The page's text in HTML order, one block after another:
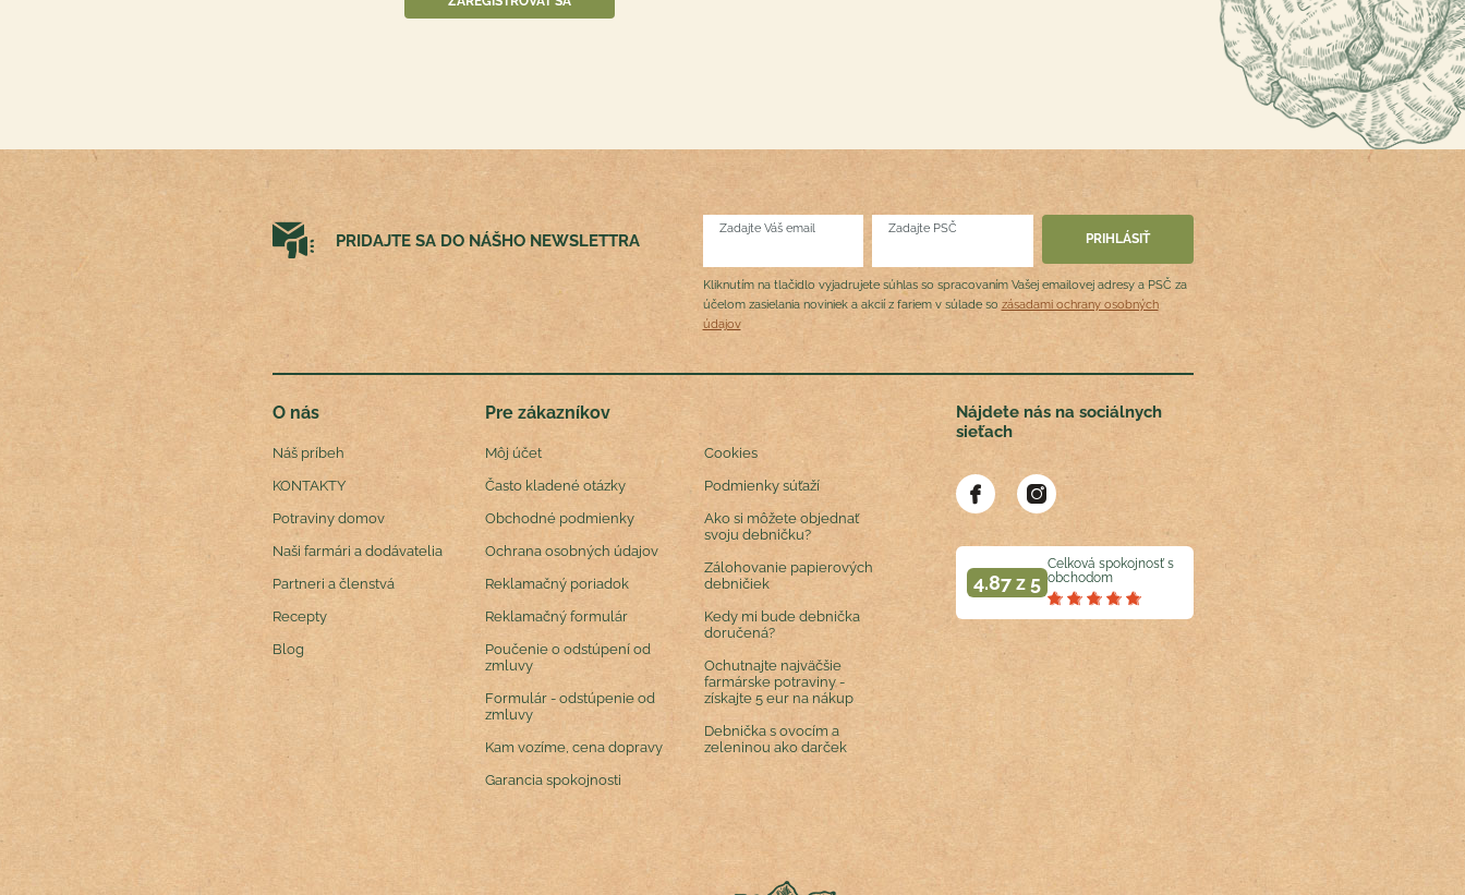
PRIDAJTE SA DO NÁŠHO NEWSLETTRA
Zadajte Váš email Zadajte PSČ
Kliknutím na tlačidlo vyjadrujete súhlas so spracovaním Vašej emailovej adresy a PSČ za
účelom zasielania noviniek a akcií z fariem v súlade so zásadami ochrany osobných
údajov
O nás
Náš príbeh
KONTAKTY
Potraviny domov
Naši farmári a dodávatelia
Partneri a členstvá
Recepty
Blog
Pre zákazníkov
Môj účet
Často kladené otázky
Obchodné podmienky
Ochrana osobných údajov
Reklamačný poriadok
Reklamačný formulár
Poučenie o odstúpení od
zmluvy
Formulár - odstúpenie od
zmluvy
Kam vozíme, cena dopravy
Garancia spokojnosti
Cookies
Podmienky súťaží
Ako si môžete objednať
svoju debničku?
Zálohovanie papierových
debničiek
Kedy mi bude debnička
doručená?
Ochutnajte najväčšie
farmárske potraviny -
získajte 5 eur na nákup
Debnička s ovocím a
zeleninou ako darček
Nájdete nás na sociálnych
sieťach
4.87 z 5
Celková spokojnosť s
obchodom